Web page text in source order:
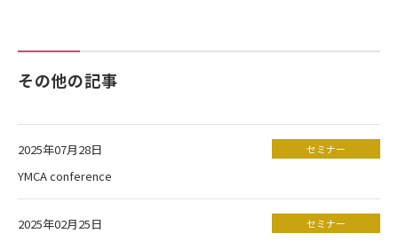
その他の記事
2025年07月28日 セミナー
YMCA conference
2025年02月25日 セミナー